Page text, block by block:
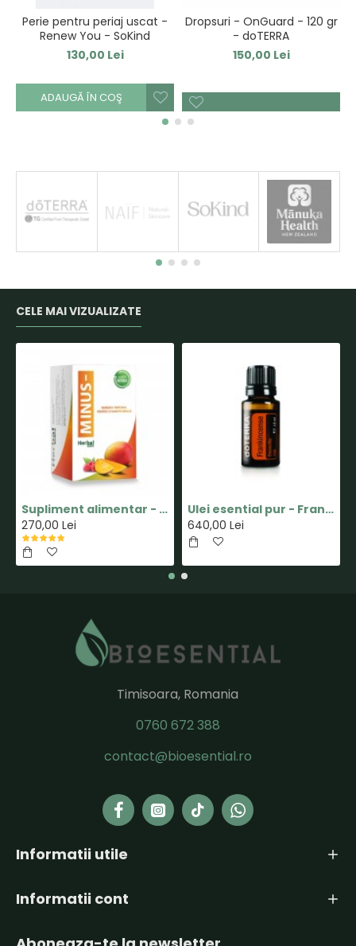
Perie pentru periaj uscat -
Renew You - SoKind
130,00 Lei
ADAUGĂ ÎN COŞ
Dropsuri - OnGuard - 120 gr
- doTERRA
150,00 Lei
CELE MAI VIZUALIZATE
Supliment alimentar - Capsula MINUS - Pastile pentru Slabit 100% Naturale - Herbal New Life
270,00 Lei
Ulei esential pur - Frankincense(Tamaie) - 15ml - doTERRA
640,00 Lei
Timisoara, Romania
0760 672 388
contact@bioesential.ro
Informatii utile
Informatii cont